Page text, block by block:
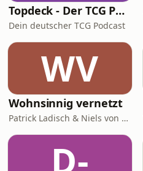
Topdeck - Der TCG Podcast
Dein deutscher TCG Podcast
WV
Wohnsinnig vernetzt
Patrick Ladisch & Niels von Breymann
D-